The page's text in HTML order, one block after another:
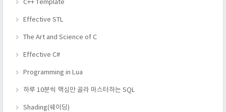
C++ Template
Effective STL
The Art and Science of C
Effective C#
Programming in Lua
하루 10분씩 핵심만 골라 마스터하는 SQL
Shading(쉐이딩)